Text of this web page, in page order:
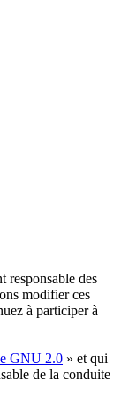
responsable des
modifier ces
à participer à
GNU 2.0 » et qui
de la conduite